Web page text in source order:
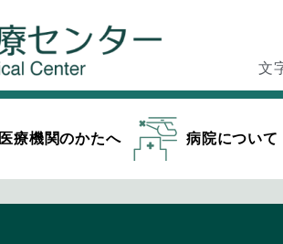
文
医療機関のかたへ 病院について